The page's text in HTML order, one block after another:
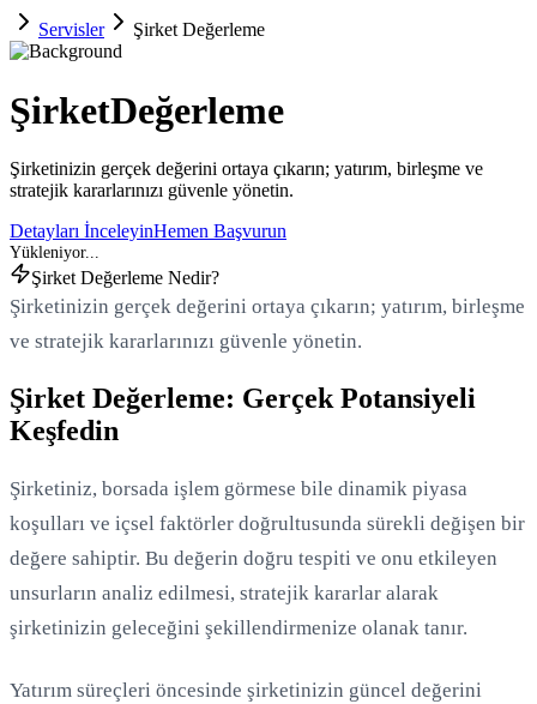
Servisler Şirket Değerleme
ŞirketDeğerleme
Şirketinizin gerçek değerini ortaya çıkarın; yatırım, birleşme ve
stratejik kararlarınızı güvenle yönetin.
Detayları İnceleyinHemen Başvurun
Yükleniyor...
Şirket Değerleme Nedir?
Şirketinizin gerçek değerini ortaya çıkarın; yatırım, birleşme
ve stratejik kararlarınızı güvenle yönetin.
Şirket Değerleme: Gerçek Potansiyeli
Keşfedin
Şirketiniz, borsada işlem görmese bile dinamik piyasa
koşulları ve içsel faktörler doğrultusunda sürekli değişen bir
değere sahiptir. Bu değerin doğru tespiti ve onu etkileyen
unsurların analiz edilmesi, stratejik kararlar alarak
şirketinizin geleceğini şekillendirmenize olanak tanır.
Yatırım süreçleri öncesinde şirketinizin güncel değerini